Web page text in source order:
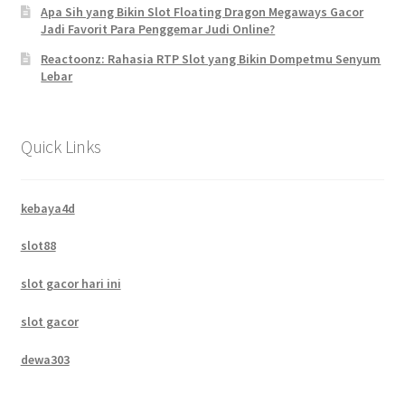
Apa Sih yang Bikin Slot Floating Dragon Megaways Gacor
Jadi Favorit Para Penggemar Judi Online?
Reactoonz: Rahasia RTP Slot yang Bikin Dompetmu Senyum
Lebar
Quick Links
kebaya4d
slot88
slot gacor hari ini
slot gacor
dewa303